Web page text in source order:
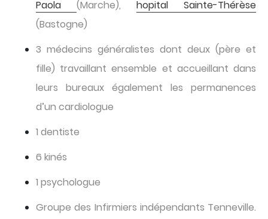
Paola (Marche), hopital Sainte-Thérèse
(Bastogne)
3 médecins généralistes dont deux (père et
fille) travaillant ensemble et accueillant dans
leurs bureaux également les permanences
d’un cardiologue
1 dentiste
6 kinés
1 psychologue
Groupe des Infirmiers indépendants Tenneville.